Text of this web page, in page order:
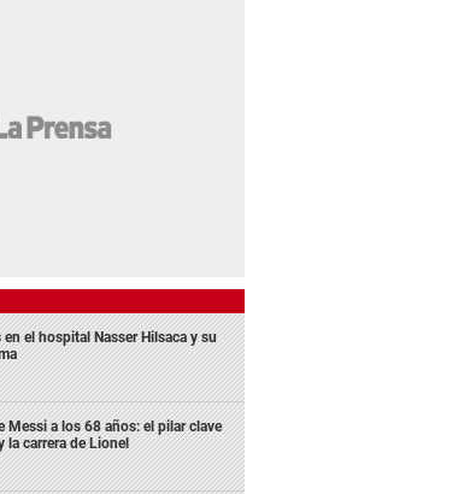
el hospital Nasser Hilsaca y su
Messi a los 68 años: el pilar clave
la carrera de Lionel